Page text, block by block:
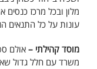
מלון ובכל מרכז
עונות על כל התנאים
מוסד קהילתי – אולם
משרד עם חלל גדול